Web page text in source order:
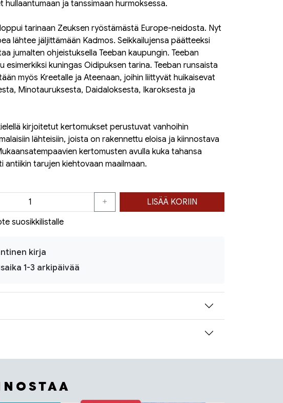
hullaantumaan ja tanssimaan hurmoksessa.
tarinaan Zeuksen ryöstämästä Europe-neidosta. Nyt
lähtee jäljittämään Kadmos. Seikkailujensa päätteeksi
jumalten ohjeistuksella Teeban kaupungin. Teeban
esimerkiksi kuningas Oidipuksen tarina. Teeban runsaista
myös Kreetalle ja Ateenaan, joihin liittyvät huikaisevat
Minotauruksesta, Daidaloksesta, Ikaroksesta ja
kirjoitetut kertomukset perustuvat vanhoihin
lähteisiin, joista on rakennettu eloisa ja kiinnostava
kertomusten avulla kuka tahansa
antiikin tarujen kiehtovaan maailmaan.
LISÄÄ KORIIN
suosikkilistalle
kirja
1-3 arkipäivää